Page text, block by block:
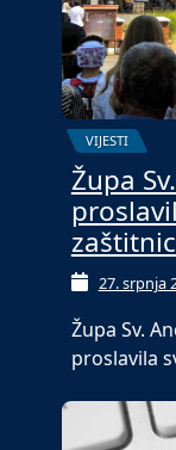
VIJESTI
Župa
27. srpnja
Župa Sv.
proslavila